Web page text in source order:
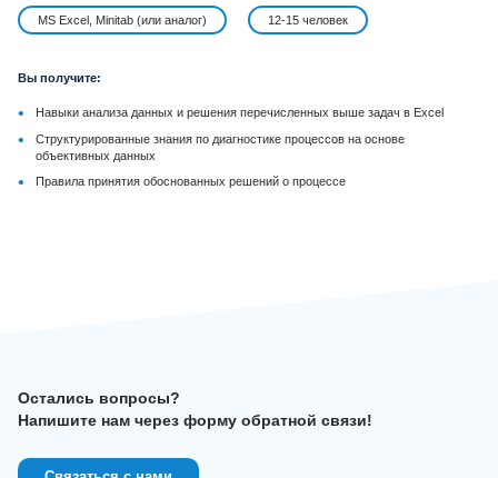
MS Excel, Minitab (или аналог) 12-15 человек
Вы получите:
• Навыки анализа данных и решения перечисленных выше задач в Excel
•
Структурированные знания по диагностике процессов на основе
объективных данных
• Правила принятия обоснованных решений о процессе
Остались вопросы?
Напишите нам через форму обратной связи!